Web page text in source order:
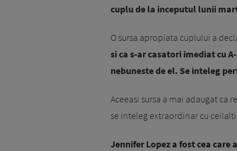
cuplu de la inceputul lunii
O sursa apropiata cuplului a
si ca s-ar casatori imediat cu
nebuneste de el. Se inteleg
Aceeasi sursa a mai adaugat ca
se inteleg extraordinar cu
Jennifer Lopez a fost cea care